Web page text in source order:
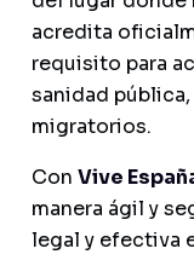
acredita
requisito para
sanidad
migratorios.
Con Vive
manera ágil y
legal y efectiva